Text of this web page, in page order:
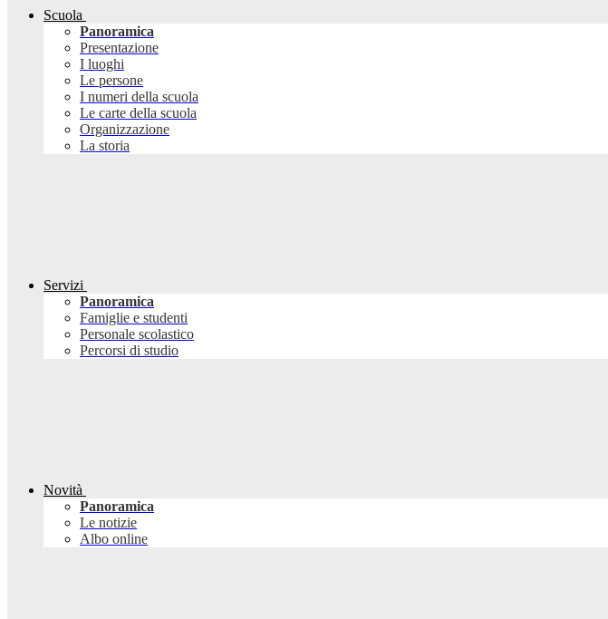
Scuola
Panoramica
Presentazione
I luoghi
Le persone
I numeri della scuola
Le carte della scuola
Organizzazione
La storia
Servizi
Panoramica
Famiglie e studenti
Personale scolastico
Percorsi di studio
Novità
Panoramica
Le notizie
Albo online